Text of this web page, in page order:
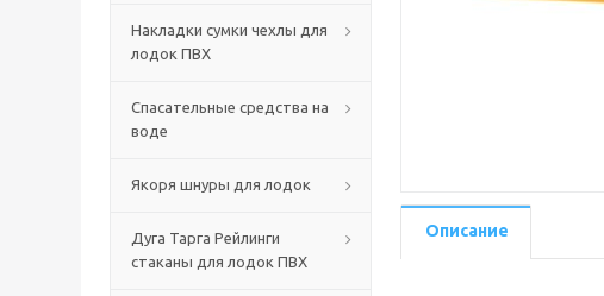
Накладки сумки чехлы для
лодок ПВХ
Спасательные средства на
воде
Якоря шнуры для лодок
Дуга Тарга Рейлинги
стаканы для лодок ПВХ
Описание